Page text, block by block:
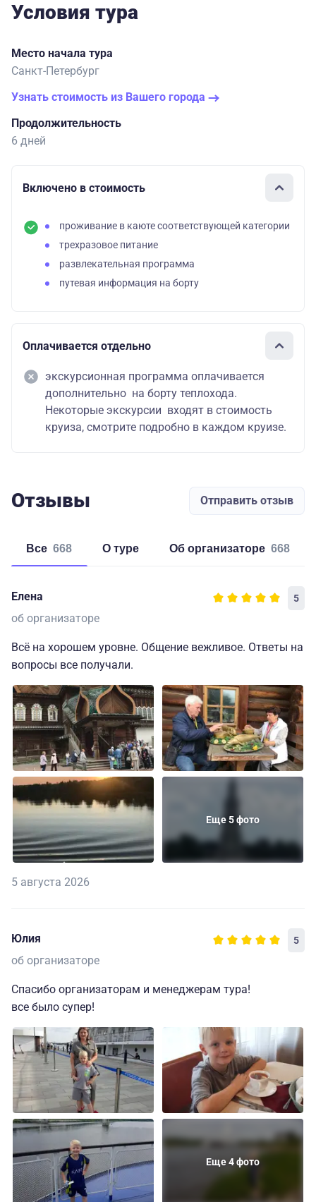
Условия тура
Место начала тура
Санкт-Петербург
Узнать стоимость из Вашего города
Продолжительность
6 дней
Включено в стоимость
проживание в каюте соответствующей категории
трехразовое питание
развлекательная программа
путевая информация на борту
Оплачивается отдельно
экскурсионная программа оплачивается
дополнительно на борту теплохода.
Некоторые экскурсии входят в стоимость
круиза, смотрите подробно в каждом круизе.
Отзывы Отправить отзыв
Все 668 о туре об организаторе 668
Елена 5
об организаторе
Всё на хорошем уровне. Общение вежливое. Ответы на
вопросы все получали.
Еще 5 фото
5 августа 2026
Юлия 5
об организаторе
Спасибо организаторам и менеджерам тура!
все было супер!
Еще 4 фото